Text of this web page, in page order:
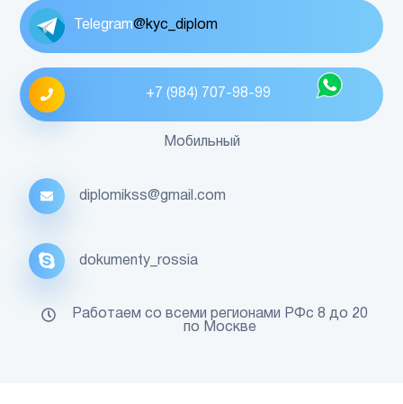
Telegram@kyc_diplom
+7 (984) 707-98-99
Мобильный
diplomikss@gmail.com
dokumenty_rossia
Работаем со всеми регионами РФс 8 до 20
по Москве